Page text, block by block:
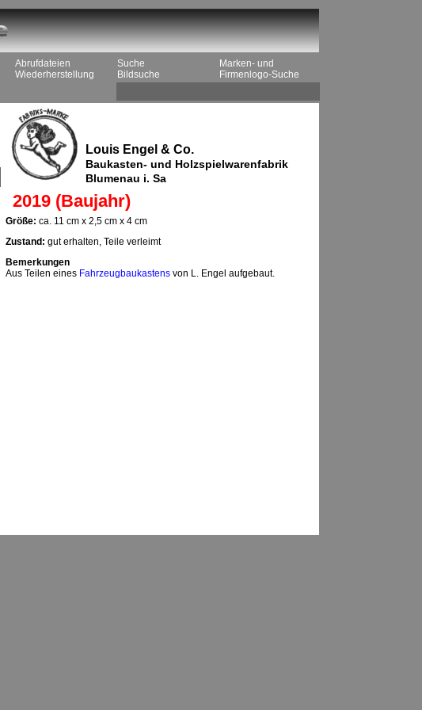
Abrufdateien
Wiederherstellung
Suche
Bildsuche
Marken- und
Firmenlogo-Suche
Louis Engel & Co.
Baukasten- und Holzspielwarenfabrik
Blumenau i. Sa
2019 (Baujahr)
Größe: ca. 11 cm x 2,5 cm x 4 cm
Zustand: gut erhalten, Teile verleimt
Bemerkungen
Aus Teilen eines Fahrzeugbaukastens von L. Engel aufgebaut.